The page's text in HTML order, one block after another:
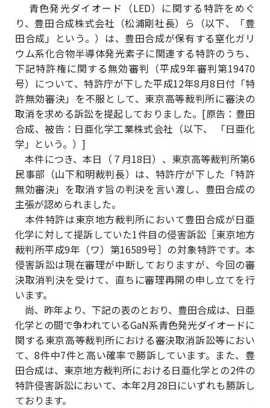
青色発光ダイオード（LED）に関する特許をめぐ
り、豊田合成株式会社（松浦剛社長）ら（以下、「豊
田合成」という。）は、豊田合成が保有する窒化ガリ
ウム系化合物半導体発光素子に関連する特許のうち、
下記特許権に関する無効審判（平成9年審判第19470
号）について、特許庁が下した平成12年8月8日付「特
許無効審決」を不服として、東京高等裁判所に審決の
取消を求める訴訟を提起しておりました。[原告：豊田
合成、被告：日亜化学工業株式会社（以下、 「日亜化
学」という。）]
本件につき、本日（７月18日）、東京高等裁判所第6
民事部（山下和明裁判長）は、特許庁が下した「特許
無効審決」を取消す旨の判決を言い渡し、豊田合成の
主張が認められました。
本件特許は東京地方裁判所において豊田合成が日亜
化学に対して提訴していた1件目の侵害訴訟［東京地方
裁判所平成9年（ワ）第16589号］の対象特許です。本
侵害訴訟は現在審理が中断しておりますが、今回の審
決取消判決を受けて、直ちに審理再開の申し立てを行
います。
尚、昨年より、下記の表のとおり、豊田合成は、日亜
化学との間で争われているGaN系青色発光ダイオードに
関する東京高等裁判所における審決取消訴訟等におい
て、8件中7件と高い確率で勝訴しています。また、豊
田合成は、東京地方裁判所における日亜化学との2件の
特許侵害訴訟において、本年2月28日にいずれも勝訴し
ております。